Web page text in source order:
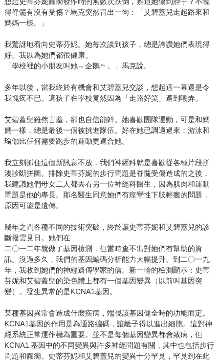
得脊髓有沒有受傷？馬克突然冒出一句：「艾碧蓋兒走起路來和
媽媽一樣。」
我驚訝地看向史蒂芬妮。她每次談到孩子，總是誇讚她們表現得
好。我以為她們都很健康。
「學校裡的小朋友叫她﹃企鵝﹄。」馬克說。
多年以後，當我終於有機會和艾碧蓋兒交談，想起這一幕還是令
我愧疚不已。這孩子在學校竟然因為「走路好笑」遭到嘲弄。
艾碧蓋兒雖然害羞，卻也自信能幹。她喜歡團隊運動，可是和媽
媽一樣，總是最後一個被挑進隊伍。好在她已調適過來：游泳和
瑜伽比任何需要跑步的運動更適合她。
我立刻抓住這個新訊息不放，我們神經科就是喜歡從各種片段拼
湊診斷拼圖。排除史蒂芬妮的步行問題是脊髓受傷造成的之後，
我建議她們母女二人都去看另一位神經科醫生，因為肌肉和運動
問題是他的專長。那名醫生同意她們有痙攣性下肢輕癱的問題，
原因可能是遺傳。
幾年之間各種不同的技術突破，終於讓史蒂芬妮和艾碧蓋兒的診
斷撥雲見日。她們在
二〇一二年就做了基因檢測，但當時查不出對她們有幫助的資
訊。沒過多久，我們的基因編碼分析能力大幅提升。到二〇一九
年，我收到她們的神經遺傳學家的信。新一輪的檢測顯示：史蒂
芬妮和艾碧蓋兒的染色體上都有一個基因變異（以前叫基因突
變）。發生異常的是KCNA1基因。
某種基因異常會造成什麼疾病，端視該基因健全時的功能而定。
KCNA1基因的作用是為通路編碼，讓離子得以進出細胞。這對神
經系統正常運作極為重要。並不是每個基因變異都會致病，但
KCNA1 基因中的不同變異與許多神經問題有關，其中也包括步行
問題和癲癇。史蒂芬妮和艾碧蓋兒的變異十分罕見，罕見到在此